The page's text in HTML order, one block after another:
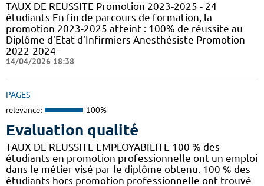
TAUX DE REUSSITE Promotion 2023-2025 - 24
étudiants En fin de parcours de formation, la
promotion 2023-2025 atteint : 100% de réussite au
Diplôme d’Etat d’Infirmiers Anesthésiste Promotion
2022-2024 -
14/04/2026 18:38
PAGES
relevance: 100%
Evaluation qualité
TAUX DE REUSSITE EMPLOYABILITE 100 % des
étudiants en promotion professionnelle ont un emploi
dans le métier visé par le diplôme obtenu. 100 % des
étudiants hors promotion professionnelle ont trouvé